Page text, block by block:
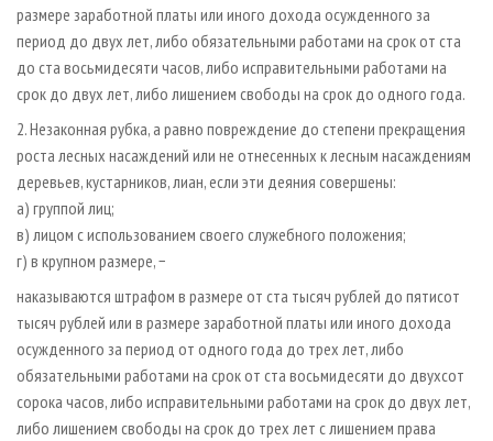
размере заработной платы или иного дохода осужденного за
период до двух лет, либо обязательными работами на срок от ста
до ста восьмидесяти часов, либо исправительными работами на
срок до двух лет, либо лишением свободы на срок до одного года.
2. Незаконная рубка, а равно повреждение до степени прекращения
роста лесных насаждений или не отнесенных к лесным насаждениям
деревьев, кустарников, лиан, если эти деяния совершены:
а) группой лиц;
в) лицом с использованием своего служебного положения;
г) в крупном размере, −
наказываются штрафом в размере от ста тысяч рублей до пятисот
тысяч рублей или в размере заработной платы или иного дохода
осужденного за период от одного года до трех лет, либо
обязательными работами на срок от ста восьмидесяти до двухсот
сорока часов, либо исправительными работами на срок до двух лет,
либо лишением свободы на срок до трех лет с лишением права